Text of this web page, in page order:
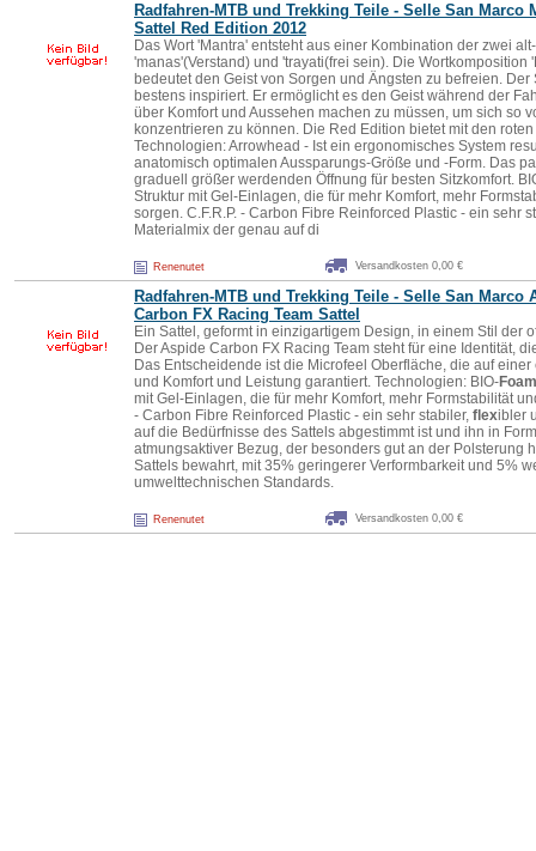
Radfahren-MTB und Trekking Teile - Selle San Marco
Sattel Red Edition 2012
Das Wort 'Mantra' entsteht aus einer Kombination der zwei
'manas'(Verstand) und 'trayati(frei sein). Die Wortkomposition
bedeutet den Geist von Sorgen und Ängsten zu befreien.
bestens inspiriert. Er ermöglicht es den Geist während der
über Komfort und Aussehen machen zu müssen, um sich so
konzentrieren zu können. Die Red Edition bietet mit den
Technologien: Arrowhead - Ist ein ergonomisches System
anatomisch optimalen Aussparungs-Größe und -Form. Das
graduell größer werdenden Öffnung für besten Sitzkomfort.
Struktur mit Gel-Einlagen, die für mehr Komfort, mehr
sorgen. C.F.R.P. - Carbon Fibre Reinforced Plastic - ein sehr
Materialmix der genau auf di
Renenutet Versandkosten 0,00 €
Radfahren-MTB und Trekking Teile - Selle San Marco
Carbon FX Racing Team Sattel
Ein Sattel, geformt in einzigartigem Design, in einem Stil der
Der Aspide Carbon FX Racing Team steht für eine Identität,
Das Entscheidende ist die Microfeel Oberfläche, die auf
und Komfort und Leistung garantiert. Technologien: BIO-Foam
mit Gel-Einlagen, die für mehr Komfort, mehr Formstabilität
- Carbon Fibre Reinforced Plastic - ein sehr stabiler, flexibler
auf die Bedürfnisse des Sattels abgestimmt ist und ihn in
atmungsaktiver Bezug, der besonders gut an der Polsterung
Sattels bewahrt, mit 35% geringerer Verformbarkeit und 5%
umwelttechnischen Standards.
Renenutet Versandkosten 0,00 €